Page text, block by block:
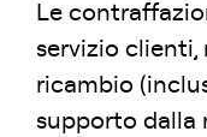
Le
servizio clienti,
ricambio
supporto dalla